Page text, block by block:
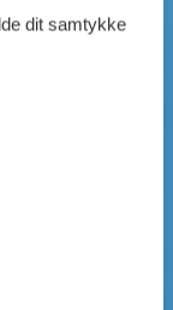
dit samtykke